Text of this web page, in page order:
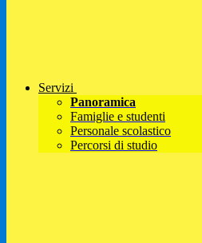
Servizi
Panoramica
Famiglie e studenti
Personale scolastico
Percorsi di studio